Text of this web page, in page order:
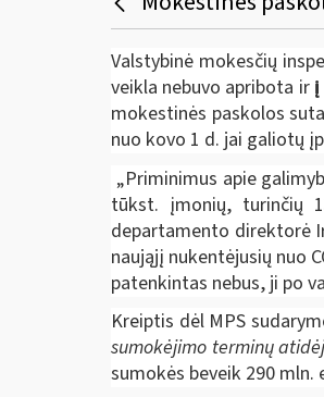
Valstybinė mokesčių
veikla nebuvo apribota ir į
mokestinės paskolos
nuo kovo 1 d. jai galiotų
„Priminimus apie
tūkst. įmonių, turinčių
departamento direktorė
naująjį nukentėjusių nuo
patenkintas nebus, ji po
Kreiptis dėl MPS
sumokėjimo terminų
sumokės beveik 290